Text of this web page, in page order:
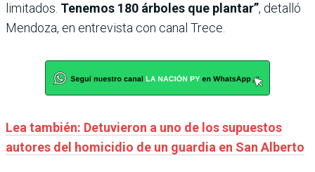
limitados. Tenemos 180 árboles que plantar”, detalló
Mendoza, en entrevista con canal Trece.
Lea también: Detuvieron a uno de los supuestos
autores del homicidio de un guardia en San Alberto